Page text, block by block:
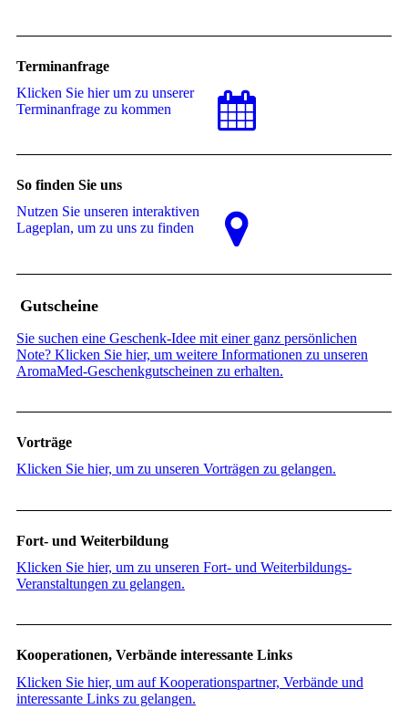
Terminanfrage
Klicken Sie hier um zu unserer
Terminanfrage zu kommen
So finden Sie uns
Nutzen Sie unseren interaktiven
La­ge­plan, um zu uns zu finden
Gutscheine
Sie suchen eine Geschenk-Idee mit einer ganz persönlichen
Note? Klicken Sie hier, um weitere Informationen zu unseren
AromaMed-Geschenkgutscheinen zu erhalten.
Vorträge
Klicken Sie hier, um zu unseren Vorträgen zu gelangen.
Fort- und Weiterbildung
Klicken Sie hier, um zu unseren Fort- und Weiterbildungs-
Veranstaltungen zu gelangen.
Kooperationen, Verbände interessante Links
Klicken Sie hier, um auf Kooperationspartner, Verbände und
interessante Links zu gelangen.